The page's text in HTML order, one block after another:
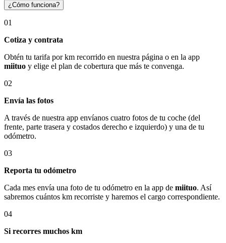
¿Cómo funciona?
01
Cotiza y contrata
Obtén tu tarifa por km recorrido en nuestra página o en la app
miituo y elige el plan de cobertura que más te convenga.
02
Envía las fotos
A través de nuestra app envíanos cuatro fotos de tu coche (del
frente, parte trasera y costados derecho e izquierdo) y una de tu
odómetro.
03
Reporta tu odómetro
Cada mes envía una foto de tu odómetro en la app de miituo. Así
sabremos cuántos km recorriste y haremos el cargo correspondiente.
04
Si recorres muchos km